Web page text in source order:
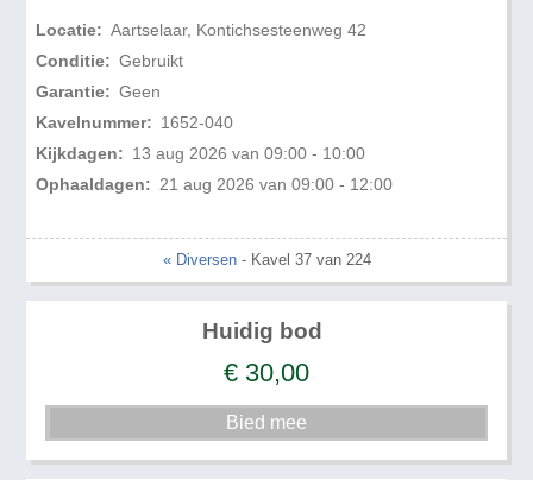
Locatie: Aartselaar, Kontichsesteenweg 42
Conditie: Gebruikt
Garantie: Geen
Kavelnummer: 1652-040
Kijkdagen: 13 aug 2026 van 09:00 - 10:00
Ophaaldagen: 21 aug 2026 van 09:00 - 12:00
« Diversen- Kavel 37 van 224
Huidig bod
€ 30,00